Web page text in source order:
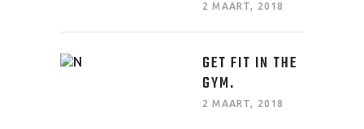
2 MAART, 2018
GET FIT IN THE
GYM.
2 MAART, 2018